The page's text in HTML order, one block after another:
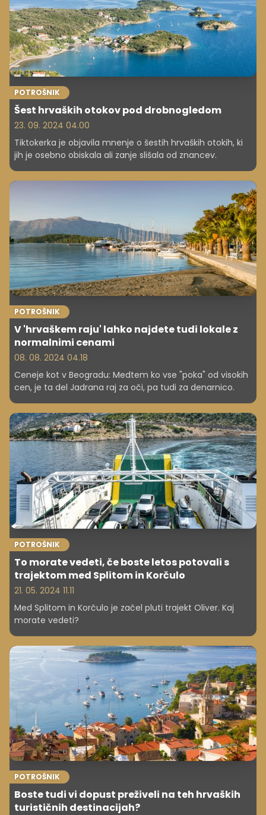
POTROŠNIK
Šest hrvaških otokov pod drobnogledom
23. 09. 2024 04.00
Tiktokerka je objavila mnenje o šestih hrvaških otokih, ki
jih je osebno obiskala ali zanje slišala od znancev.
POTROŠNIK
V 'hrvaškem raju' lahko najdete tudi lokale z
normalnimi cenami
08. 08. 2024 04.18
Ceneje kot v Beogradu: Medtem ko vse "poka" od visokih
cen, je ta del Jadrana raj za oči, pa tudi za denarnico.
POTROŠNIK
To morate vedeti, če boste letos potovali s
trajektom med Splitom in Korčulo
21. 05. 2024 11.11
Med Splitom in Korčulo je začel pluti trajekt Oliver. Kaj
morate vedeti?
POTROŠNIK
Boste tudi vi dopust preživeli na teh hrvaških
turističnih destinacijah?